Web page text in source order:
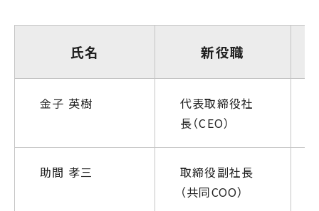
氏名 新役職
金子 英樹
代表取締役社
長（CEO）
助間 孝三
取締役副社長
（共同COO）